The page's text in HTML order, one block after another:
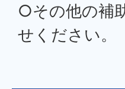
○その他の補
せください。